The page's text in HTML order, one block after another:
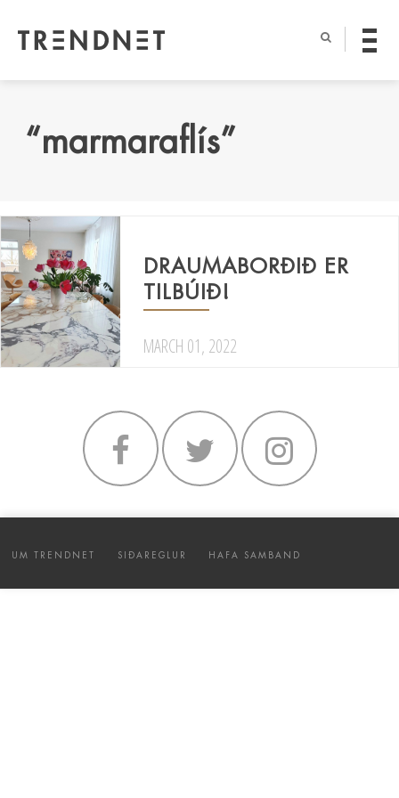
“marmaraflís”
DRAUMABORÐIÐ ER
TILBÚIÐ!
MARCH 01, 2022
UM TRENDNET SIÐAREGLUR HAFA SAMBAND